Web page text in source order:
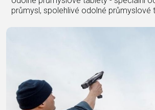
průmysl, spolehlivé odolné průmyslové